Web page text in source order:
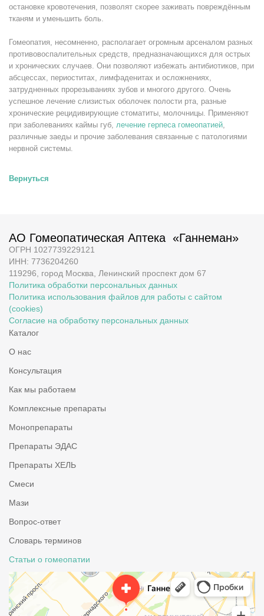
остановке кровотечения, позволят скорее заживать повреждённым
тканям и уменьшить боль.
Гомеопатия, несомненно, располагает огромным арсеналом разных
противовоспалительных средств, предназначающихся для острых
и хронических случаев. Они позволяют избежать антибиотиков, при
абсцессах, периоститах, лимфаденитах и осложнениях,
затрудненных прорезываниях зубов и многого другого. Очень
успешное лечение слизистых оболочек полости рта, разные
хронические рецидивирующие стоматиты, молочницы. Применяют
при заболеваниях каймы губ, лечение герпеса гомеопатией,
различные заеды и прочие заболевания связанные с патологиями
нервной системы.
Вернуться
АО Гомеопатическая Аптека «Ганнеман»
ОГРН 1027739229121
ИНН: 7736204260
119296, город Москва, Ленинский проспект дом 67
Политика обработки персональных данных
Политика использования файлов для работы с сайтом
(cookies)
Согласие на обработку персональных данных
Каталог
О нас
Консультация
Как мы работаем
Комплексные препараты
Монопрепараты
Препараты ЭДАС
Препараты ХЕЛЬ
Смеси
Мази
Вопрос-ответ
Словарь терминов
Статьи о гомеопатии